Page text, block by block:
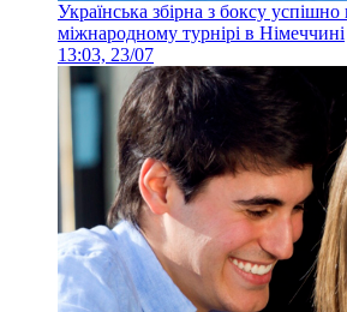
Українська збірна з боксу
міжнародному турнірі в Німеччині
13:03, 23/07